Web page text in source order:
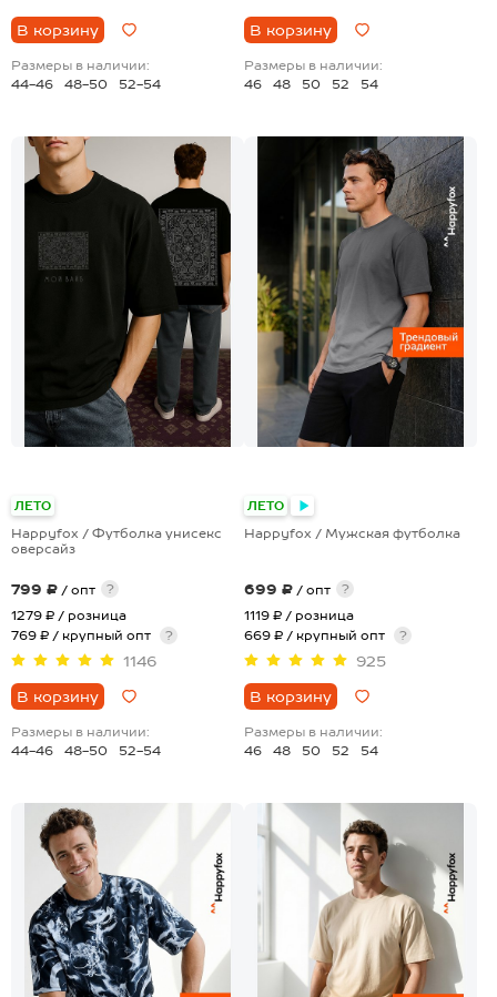
В корзину
Размеры в наличии:
44-46
48-50 52-54
В корзину
Размеры в наличии:
46
48 50 52 54
ЛЕТО
Happyfox / Футболка унисекс
оверсайз
799 ₽ / опт
?
1279 ₽ / розница
769 ₽ / крупный опт
?
1146
В корзину
Размеры в наличии:
44-46
48-50 52-54
ЛЕТО
Happyfox / Мужская футболка
699 ₽ / опт
?
1119 ₽ / розница
669 ₽ / крупный опт
?
925
В корзину
Размеры в наличии:
46
48 50 52 54